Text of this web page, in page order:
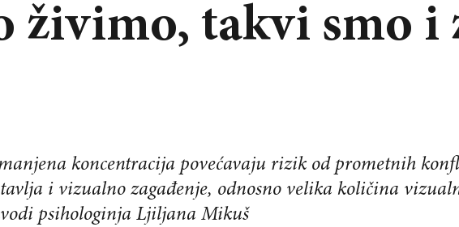
takvi smo i
koncentracija povećavaju rizik od prometnih
i vizualno zagađenje, odnosno velika količina
psihologinja Ljiljana Mikuš